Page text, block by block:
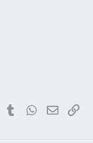
PinterestTumblrWhatsApp
電子郵
連